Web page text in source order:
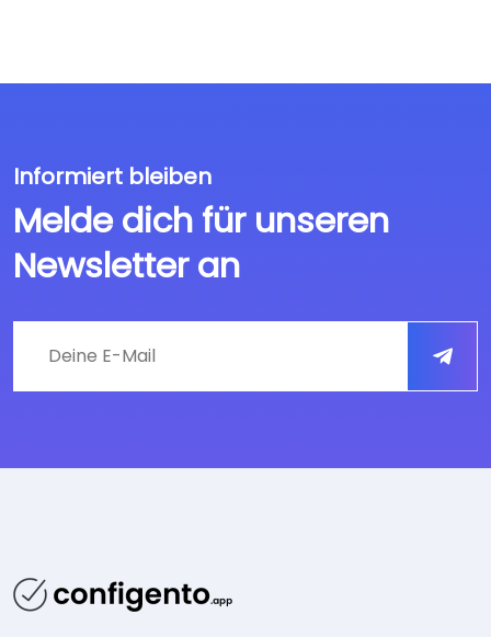
Informiert bleiben
Melde dich für unseren
Newsletter an